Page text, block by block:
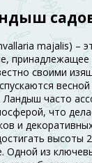
majalis) –
принадлежащее
своими
часто
что
и
высоты
Одной из